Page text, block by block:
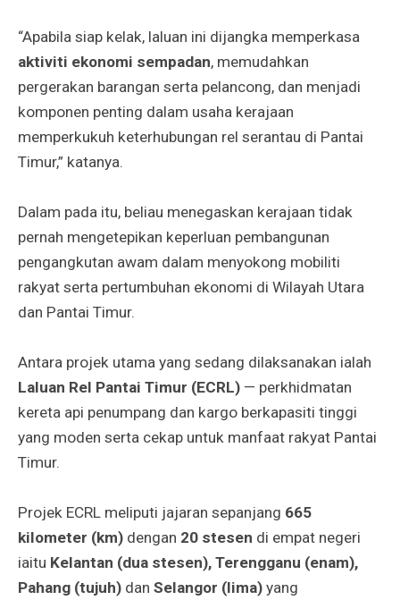
“Apabila siap kelak, laluan ini dijangka memperkasa
aktiviti ekonomi sempadan, memudahkan
pergerakan barangan serta pelancong, dan menjadi
komponen penting dalam usaha kerajaan
memperkukuh keterhubungan rel serantau di Pantai
Timur,” katanya.
Dalam pada itu, beliau menegaskan kerajaan tidak
pernah mengetepikan keperluan pembangunan
pengangkutan awam dalam menyokong mobiliti
rakyat serta pertumbuhan ekonomi di Wilayah Utara
dan Pantai Timur.
Antara projek utama yang sedang dilaksanakan ialah
Laluan Rel Pantai Timur (ECRL) — perkhidmatan
kereta api penumpang dan kargo berkapasiti tinggi
yang moden serta cekap untuk manfaat rakyat Pantai
Timur.
Projek ECRL meliputi jajaran sepanjang 665
kilometer (km) dengan 20 stesen di empat negeri
iaitu Kelantan (dua stesen), Terengganu (enam),
Pahang (tujuh) dan Selangor (lima) yang